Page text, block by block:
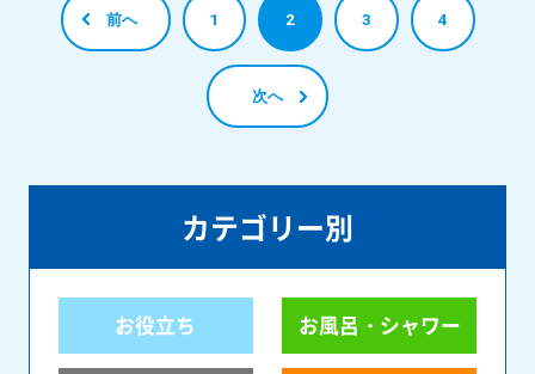
前へ 1 2 3 4
次へ
カテゴリー別
お役立ち お風呂・シャワー